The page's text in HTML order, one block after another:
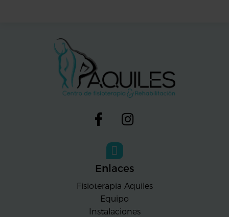
Enlaces
Fisioterapia Aquiles
Equipo
Instalaciones